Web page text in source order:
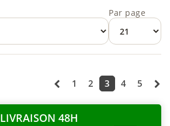
Par page
1 2 3 4 5
LIVRAISON 48H